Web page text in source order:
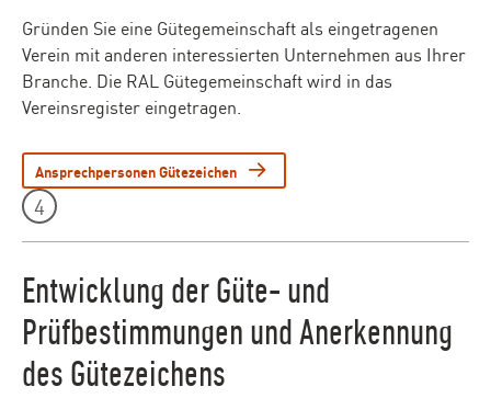
Gründen Sie eine Gütegemeinschaft als eingetragenen
Verein mit anderen interessierten Unternehmen aus Ihrer
Branche. Die RAL Gütegemeinschaft wird in das
Vereinsregister eingetragen.
Ansprechpersonen Gütezeichen
Leistungen Teaser - Element 4
4
Entwicklung der Güte- und
Prüfbestimmungen und Anerkennung
des Gütezeichens